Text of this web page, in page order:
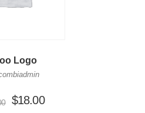
Logo
$18.00